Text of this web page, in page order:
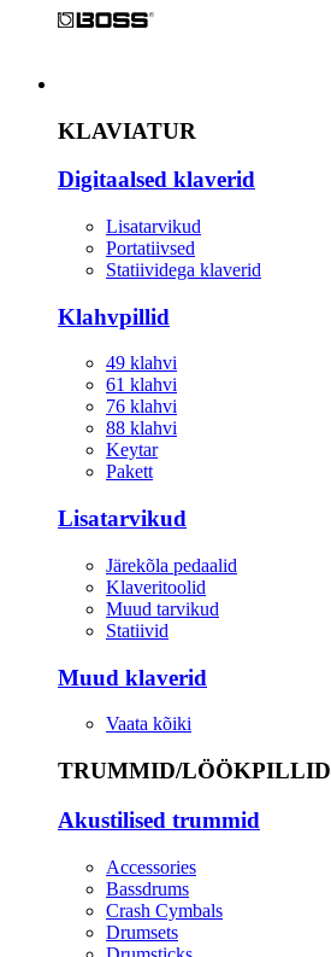
KLAVIATUR
Digitaalsed klaverid
Lisatarvikud
Portatiivsed
Statiividega klaverid
Klahvpillid
49 klahvi
61 klahvi
76 klahvi
88 klahvi
Keytar
Pakett
Lisatarvikud
Järekõla pedaalid
Klaveritoolid
Muud tarvikud
Statiivid
Muud klaverid
Vaata kõiki
TRUMMID/LÖÖKPILLID
Akustilised trummid
Accessories
Bassdrums
Crash Cymbals
Drumsets